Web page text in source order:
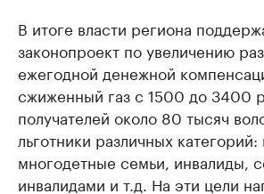
В итоге власти региона
законопроект по увеличению
ежегодной денежной
сжиженный газ с 1500 до 3400
получателей около 80 тысяч
льготники различных категорий:
многодетные семьи, инвалиды,
инвалидами и т.д. На эти цели